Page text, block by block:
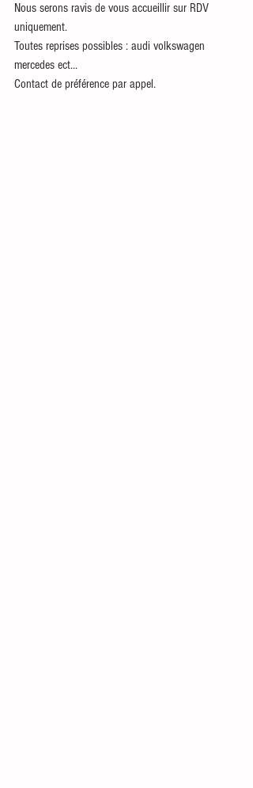
Nous serons ravis de vous accueillir sur RDV
uniquement.
Toutes reprises possibles : audi volkswagen
mercedes ect...
Contact de préférence par appel.